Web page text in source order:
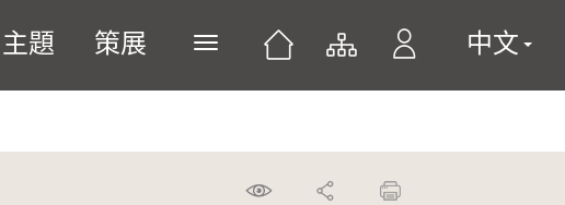
主題 策展 展開或關閉主選單 中文